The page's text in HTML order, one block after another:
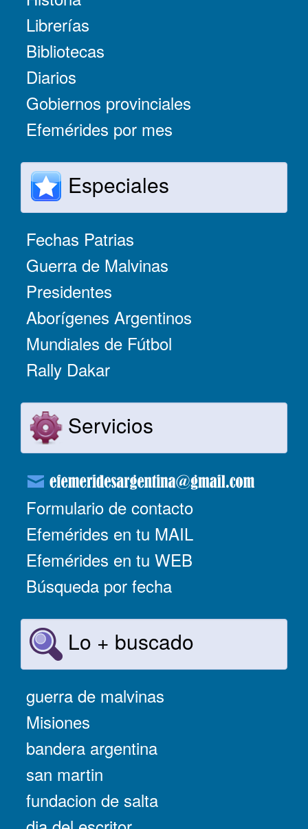
Librerías
Bibliotecas
Diarios
Gobiernos provinciales
Efemérides por mes
Especiales
Fechas Patrias
Guerra de Malvinas
Presidentes
Aborígenes Argentinos
Mundiales de Fútbol
Rally Dakar
Servicios
Formulario de contacto
Efemérides en tu MAIL
Efemérides en tu WEB
Búsqueda por fecha
Lo + buscado
guerra de malvinas
Misiones
bandera argentina
san martin
fundacion de salta